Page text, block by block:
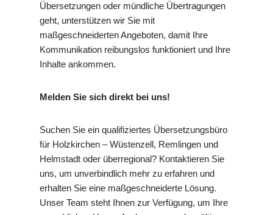
Übersetzungen oder mündliche Übertragungen
geht, unterstützen wir Sie mit
maßgeschneiderten Angeboten, damit Ihre
Kommunikation reibungslos funktioniert und Ihre
Inhalte ankommen.
Melden Sie sich direkt bei uns!
Suchen Sie ein qualifiziertes Übersetzungsbüro
für Holzkirchen – Wüstenzell, Remlingen und
Helmstadt oder überregional? Kontaktieren Sie
uns, um unverbindlich mehr zu erfahren und
erhalten Sie eine maßgeschneiderte Lösung.
Unser Team steht Ihnen zur Verfügung, um Ihre